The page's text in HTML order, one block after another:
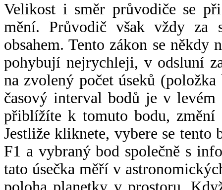
Velikost i směr průvodiče se
mění. Průvodič však vždy za
obsahem. Tento zákon se někdy
pohybují nejrychleji, v odsluní
na zvolený počet úseků
časový interval bodů je v
přiblížíte k tomuto bodu,
Jestliže kliknete, vybere se tento
F1 a vybraný bod společně s
tato úsečka měří v